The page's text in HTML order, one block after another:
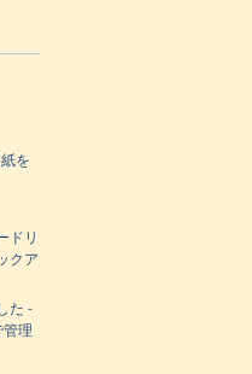
を
ドリ
クア
た -
理